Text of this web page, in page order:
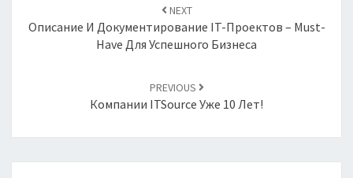
записям
NEXT
Описание И Документирование IT-Проектов – Must-
Have Для Успешного Бизнеса
PREVIOUS
Компании ITSource Уже 10 Лет!